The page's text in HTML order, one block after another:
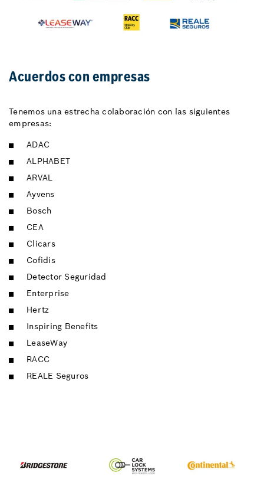
Acuerdos con empresas
Tenemos una estrecha colaboración con las siguientes
empresas:
ADAC
ALPHABET
ARVAL
Ayvens
Bosch
CEA
Clicars
Cofidis
Detector Seguridad
Enterprise
Hertz
Inspiring Benefits
LeaseWay
RACC
REALE Seguros